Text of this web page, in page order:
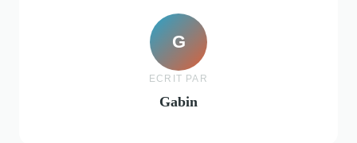
G
ECRIT PAR
Gabin